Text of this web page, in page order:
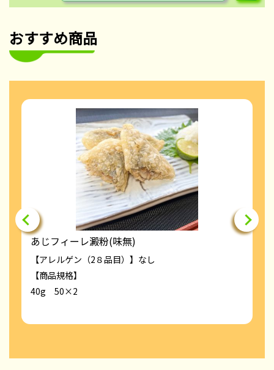
おすすめ商品
あじフィーレ澱粉(味無)
【アレルゲン（2８品目）】なし
【商品規格】
40g 50×2